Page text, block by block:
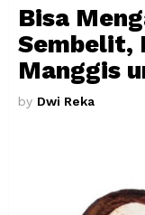
Bisa
Sembelit,
Manggis
by Dwi Reka